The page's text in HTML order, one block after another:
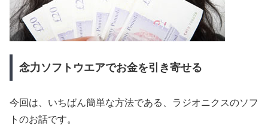
念力ソフトウエアでお金を引き寄せる
今回は、いちばん簡単な方法である、ラジオニクスのソフ
トのお話です。